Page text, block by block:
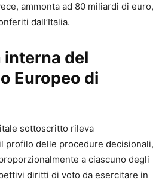
ammonta ad 80 miliardi di euro,
dall’Italia.
del
Europeo di
sottoscritto rileva
profilo delle procedure decisionali,
a ciascuno degli
diritti di voto da esercitare in